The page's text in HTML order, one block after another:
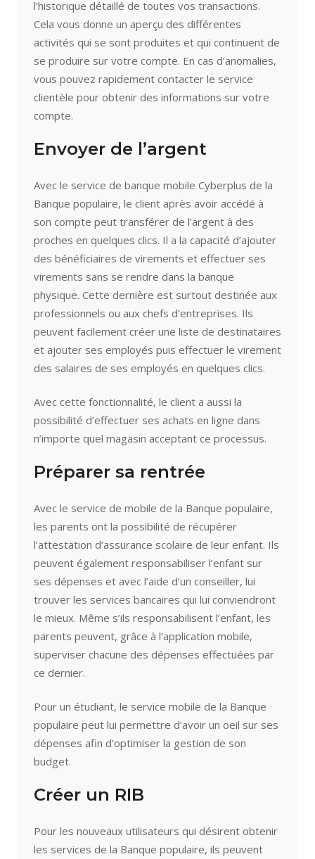
l’historique détaillé de toutes vos transactions.
Cela vous donne un aperçu des différentes
activités qui se sont produites et qui continuent de
se produire sur votre compte. En cas d’anomalies,
vous pouvez rapidement contacter le service
clientèle pour obtenir des informations sur votre
compte.
Envoyer de l’argent
Avec le service de banque mobile Cyberplus de la
Banque populaire, le client après avoir accédé à
son compte peut transférer de l’argent à des
proches en quelques clics. Il a la capacité d’ajouter
des bénéficiaires de virements et effectuer ses
virements sans se rendre dans la banque
physique. Cette dernière est surtout destinée aux
professionnels ou aux chefs d’entreprises. Ils
peuvent facilement créer une liste de destinataires
et ajouter ses employés puis effectuer le virement
des salaires de ses employés en quelques clics.
Avec cette fonctionnalité, le client a aussi la
possibilité d’effectuer ses achats en ligne dans
n’importe quel magasin acceptant ce processus.
Préparer sa rentrée
Avec le service de mobile de la Banque populaire,
les parents ont la possibilité de récupérer
l’attestation d’assurance scolaire de leur enfant. Ils
peuvent également responsabiliser l’enfant sur
ses dépenses et avec l’aide d’un conseiller, lui
trouver les services bancaires qui lui conviendront
le mieux. Même s’ils responsabilisent l’enfant, les
parents peuvent, grâce à l’application mobile,
superviser chacune des dépenses effectuées par
ce dernier.
Pour un étudiant, le service mobile de la Banque
populaire peut lui permettre d’avoir un oeil sur ses
dépenses afin d’optimiser la gestion de son
budget.
Créer un RIB
Pour les nouveaux utilisateurs qui désirent obtenir
les services de la Banque populaire, ils peuvent